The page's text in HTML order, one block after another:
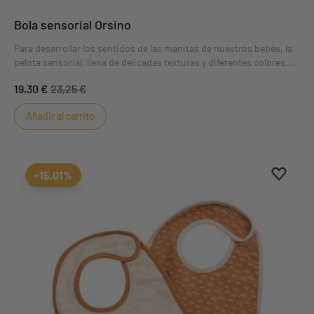
Bola sensorial Orsino
Para desarrollar los sentidos de las manitas de nuestros bebés, la
pelota sensorial, llena de delicadas texturas y diferentes colores,
ella.
19,30 € 23,25 €
Añadir al carrito
borrar
-15,01%